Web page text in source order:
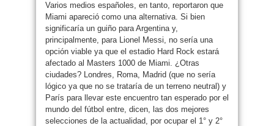
Varios medios españoles, en tanto, reportaron que
Miami apareció como una alternativa. Si bien
significaría un guiño para Argentina y,
principalmente, para Lionel Messi, no sería una
opción viable ya que el estadio Hard Rock estará
afectado al Masters 1000 de Miami. ¿Otras
ciudades? Londres, Roma, Madrid (que no sería
lógico ya que no se trataría de un terreno neutral) y
París para llevar este encuentro tan esperado por el
mundo del fútbol entre, dicen, las dos mejores
selecciones de la actualidad, por ocupar el 1° y 2°